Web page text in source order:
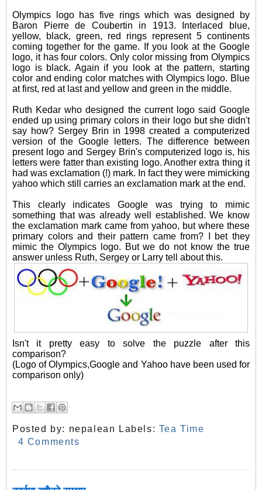
Olympics logo has five rings which was designed by
Baron Pierre de Coubertin in 1913. Interlaced blue,
yellow, black, green, red rings represent 5 continents
coming together for the game. If you look at the Google
logo, it has four colors. Only color missing from Olympics
logo is black. Again if you look at the pattern, starting
color and ending color matches with Olympics logo. Blue
at first, red at last and yellow and green in the middle.
Ruth Kedar who designed the current logo said Google
ended up using primary colors in their logo but she didn't
say how? Sergey Brin in 1998 created a computerized
version of the Google letters. The difference between
present logo and Sergey Brin's computerized logo is, his
letters were fatter than existing logo. Another extra thing it
had was exclamation (!) mark. In fact they were mimicking
yahoo which still carries an exclamation mark at the end.
This clearly indicates Google was trying to mimic
something that was already well established. We know
the exclamation mark came from yahoo, but where these
primary colors and their pattern came from? I bet they
mimic the Olympics logo. But we do not know the true
answer unless Ruth, Sergey or Larry tell about this.
Isn't it pretty easy to solve the puzzle after this
comparison?
(Logo of Olympics,Google and Yahoo have been used for
comparison only)
Posted by: nepalean Labels: Tea Time
4 Comments